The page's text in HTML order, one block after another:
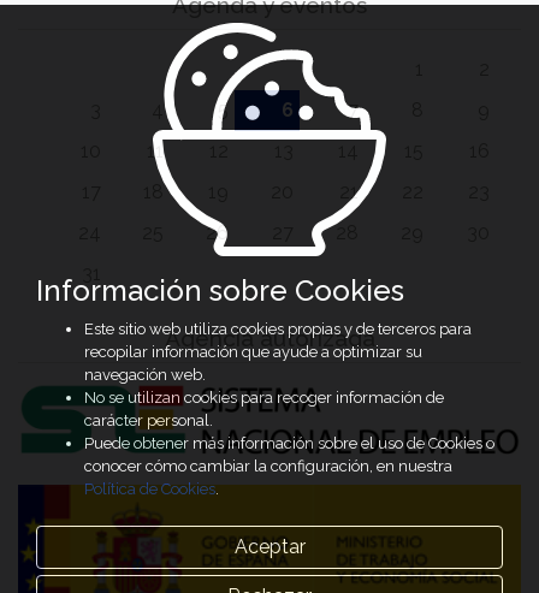
5 6 7
11
21
26 28
Agencia autorizada
Información sobre Cookies
Este sitio web utiliza cookies propias y de terceros para
recopilar información que ayude a optimizar su
navegación web.
No se utilizan cookies para recoger información de
carácter personal.
Puede obtener más información sobre el uso de Cookies o
conocer cómo cambiar la configuración, en nuestra
Política de Cookies.
Aceptar